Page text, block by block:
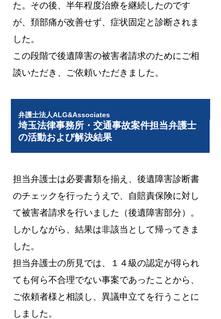
た。その後、半年程度治療を継続したのです
が、頚部痛が改善せず、症状固定と診断されま
した。
この段階で後遺障害の被害者請求のためにご相
談いただき、ご依頼いただきました。
弁護士法人ALG&Associates
埼玉法律事務所・交通事故案件担当弁護士
の活動および解決結果
担当弁護士は必要書類を揃え、後遺障害診断書
のチェックを行ったうえで、自賠責保険に対し
て被害者請求を行いました（後遺障害部分）。
しかしながら、結果は非該当として帰ってきま
した。
担当弁護士の所見では、１４級の認定が得られ
ても何ら不合理でない事案であったことから、
ご依頼者様と相談し、異議申立てを行うことに
しました。